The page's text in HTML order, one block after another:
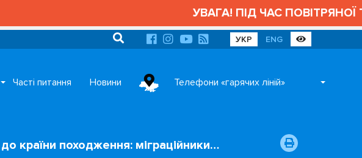
УВАГА! ПІД ЧАС ПОВІТРЯНОЇ
УКР ENG
Часті питання Новини Телефони «гарячих ліній»
країни походження: міграційники…